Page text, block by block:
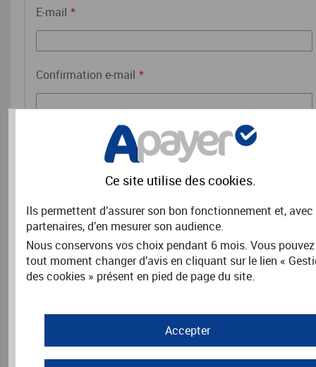
E-mail *
Confirmation e-mail *
RENSEIGNEMENTS COMPLÉMENTAIRES
Nom *
Adresse *
Ce site utilise descookies.
Ils permettent d’assurer son bon fonctionnement et,
partenaires, d’en mesurer son audience.
Nous conservons vos choix pendant 6 mois. Vous
tout moment changer d’avis en cliquant sur le lien «
des cookies » présent en pied de page du site.
Accepter